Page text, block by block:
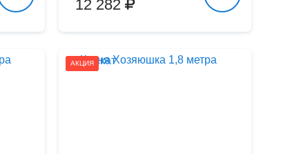
12 282
АКЦИЯ